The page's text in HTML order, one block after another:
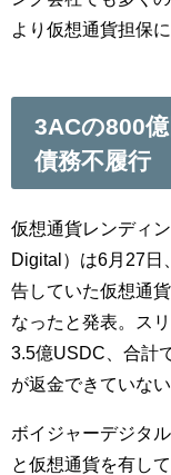
より仮想通貨担保
3ACの800
債務不履行
仮想通貨レンディ
Digital）は6月27日
告していた仮想通
なったと発表。ス
3.5億USDC、合計
が返金できていな
ボイジャーデジタ
と仮想通貨を有し